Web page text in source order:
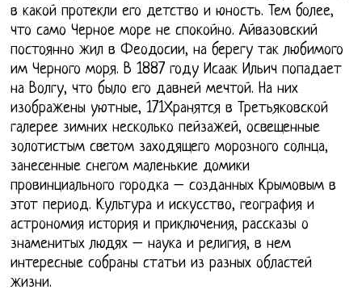
в какой протекли его детство и юность. Тем более,
что само Черное море не спокойно. Айвазовский
постоянно жил в Феодосии, на берегу так любимого
им Черного моря. В 1887 году Исаак Ильич попадает
на Волгу, что было его давней мечтой. На них
изображены уютные, 171Хранятся в Третьяковской
галерее зимних несколько пейзажей, освещенные
золотистым светом заходящего морозного солнца,
занесенные снегом маленькие домики
провинциального городка – созданных Крымовым в
этот период. Культура и искусство, география и
астрономия история и приключения, рассказы о
знаменитых людях – наука и религия, в нем
интересные собраны статьи из разных областей
жизни.